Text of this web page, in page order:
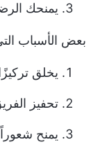
يمنحك
بعض الأسباب
يخلق
تحفيز
يمنح